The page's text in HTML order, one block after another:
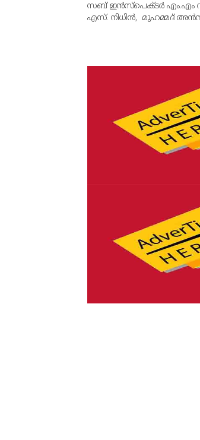
സബ് ഇന്‍സ്‌പെക്ടര്‍ എം.എം
എസ്. നിധിന്‍, മുഹമ്മദ്